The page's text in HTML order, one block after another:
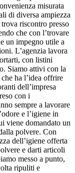
misurata
di diversa ampiezza
riscontro presso
che con l’trovare
un impegno utile a
L’agenzia lavora
con listini
Siamo attivi con la
ha l’idea offrire
dell’impresa
con i
sempre a lavorare
e l’igiene in
viene domandato un
polvere. Con
dell’igiene offerta
e darti articoli
messo a punto,
ripuliti e